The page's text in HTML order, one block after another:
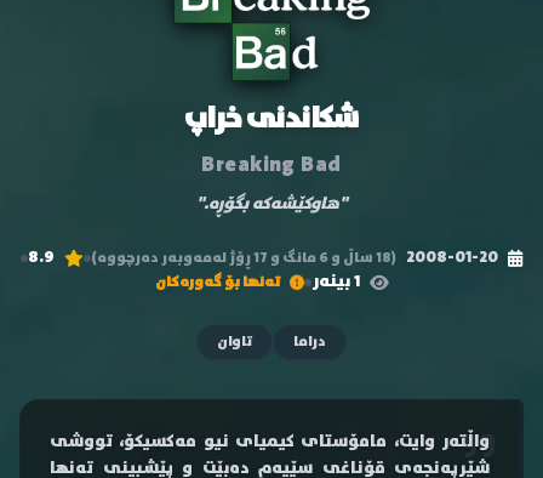
شکاندنی خراپ
Breaking Bad
"هاوکێشەکە بگۆڕە."
2008-01-20 (18 ساڵ و 6 مانگ و 17 ڕۆژ لەمەوبەر دەرچووە)
8.9
1 بینەر
تەنها بۆ گەورەکان
دراما تاوان
واڵتەر وایت، مامۆستای کیمیای نیو مەکسیکۆ، تووشی
شێرپەنجەی قۆناغی سێیەم دەبێت و پێشبینی تەنها